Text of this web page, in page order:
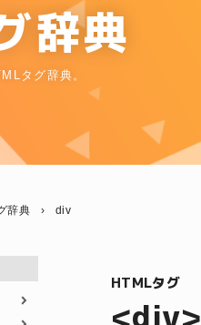
辞典
タグ辞典。
辞典 › div
HTMLタグ
<div>